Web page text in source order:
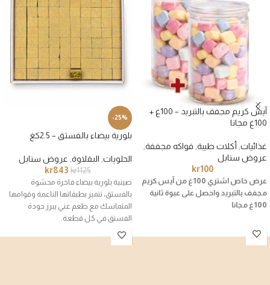
آيس كريم مجفف بالتبريد – 100غ +
100غ مجانا
غذائيات أكلات طيبة فواكه مجففة
عروض سنابل
kr100
عرض خاص اشتري 100غ من آيس كريم
مجفف بالتبريد واحصل على عبوة ثانية
100غ مجانا
آيس كريم مبتكر محضّر بتقنية التجفيف
-25%
بلورية بيضاء بالفستق – 2.5كغ
الحلويات البقلاوة عروض سنابل
kr1125
kr843
صينية بلورية بيضاء فاخرة محشوة
بالفستق، تتميز بطبقاتها الناعمة وقوامها
المتماسك مع طعم غني يبرز جودة
الفستق في كل قطعة.